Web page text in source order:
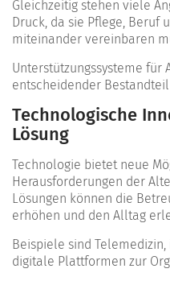
Gleichzeitig stehen viele
Druck, da sie Pflege, Beruf
miteinander vereinbaren
Unterstützungssysteme für
entscheidender
Technologische
Lösung
Technologie bietet neue
Herausforderungen der
Lösungen können die
erhöhen und den Alltag
Beispiele sind
digitale Plattformen zur